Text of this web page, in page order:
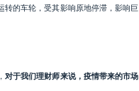
的车轮，受其影响原地停滞，影响巨
对于我们理财师来说，疫情带来的市场